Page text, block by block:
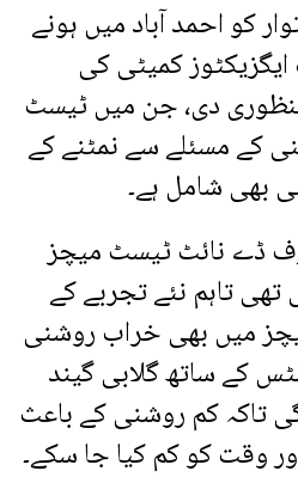
کو احمد آباد میں ہونے
کمیٹی کی
دی، جن میں ٹیسٹ
کے مسئلے سے نمٹنے کے
بھی شامل ہے۔
ڈے نائٹ ٹیسٹ میچز
تاہم نئے تجربے کے
میں بھی خراب روشنی
کے ساتھ گلابی گیند
تاکہ کم روشنی کے باعث
وقت کو کم کیا جا سکے۔